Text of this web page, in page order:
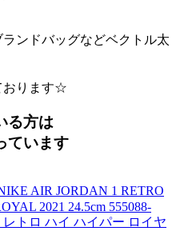
ンドバッグなどベクトル太
おります☆
る方は
ています